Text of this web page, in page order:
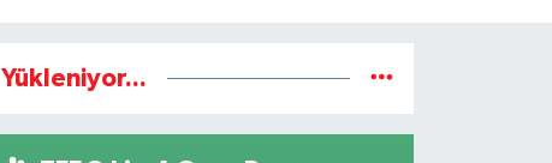
Yükleniyor...